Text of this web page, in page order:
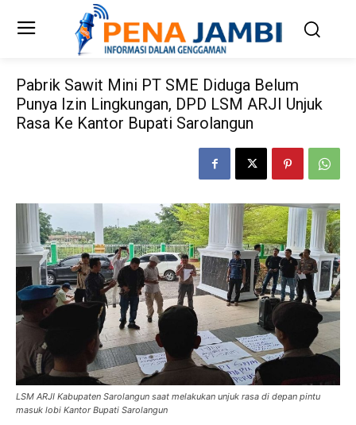
Pabrik Sawit Mini PT SME Diduga Belum
Punya Izin Lingkungan, DPD LSM ARJI Unjuk
Rasa Ke Kantor Bupati Sarolangun
LSM ARJI Kabupaten Sarolangun saat melakukan unjuk rasa di depan pintu
masuk lobi Kantor Bupati Sarolangun